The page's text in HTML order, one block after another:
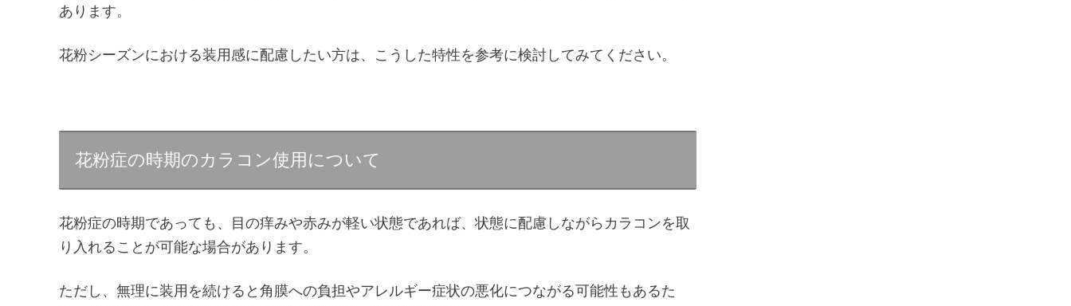
あります。
花粉シーズンにおける装用感に配慮したい方は、こうした特性を参考に検討してみてください。
花粉症の時期のカラコン使用について
花粉症の時期であっても、目の痒みや赤みが軽い状態であれば、状態に配慮しながらカラコンを取
り入れることが可能な場合があります。
ただし、無理に装用を続けると角膜への負担やアレルギー症状の悪化につながる可能性もあるた